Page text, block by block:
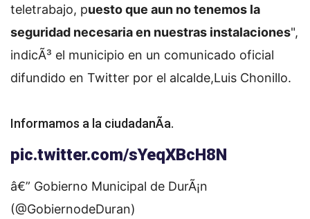
teletrabajo, puesto que aun no tenemos la
seguridad necesaria en nuestras instalaciones",
indicÃ³ el municipio en un comunicado oficial
difundido en Twitter por el alcalde,Luis Chonillo.
Informamos a la ciudadanÃ­a.
pic.twitter.com/sYeqXBcH8N
â€” Gobierno Municipal de DurÃ¡n
(@GobiernodeDuran)